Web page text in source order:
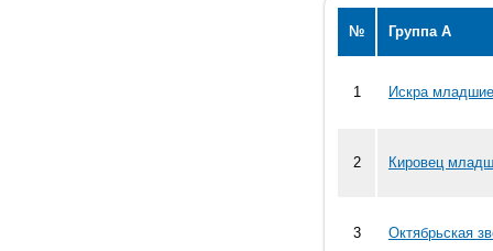
№ Группа А
1 Искра
2 Кировец
3 Октябрьская